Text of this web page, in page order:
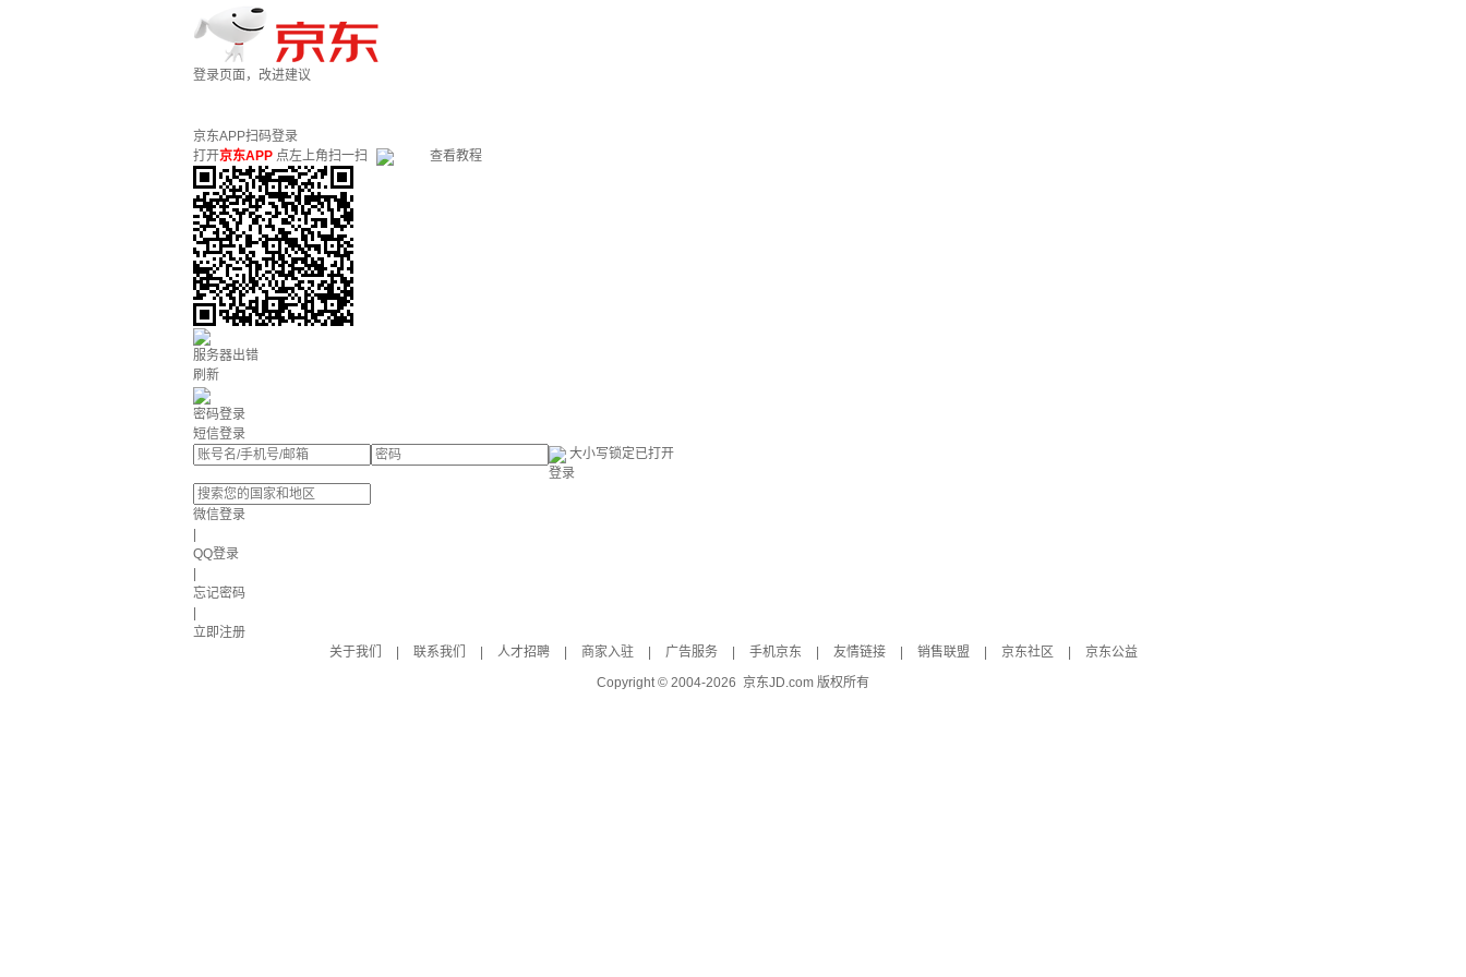
登录页面，改进建议
京东APP扫码登录
打开京东APP 点左上角扫一扫 查看教程
服务器出错
刷新
密码登录
短信登录
大小写锁定已打开
登录
微信登录
QQ登录
忘记密码
立即注册
关于我们
联系我们 人才招聘 商家入驻 广告服务 手机京东 友情链接 销售联盟 京东社区
京东公益
Copyright © 2004-2026 京东JD.com 版权所有